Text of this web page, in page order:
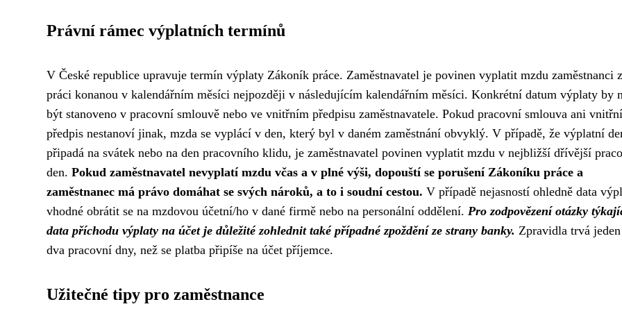
Právní rámec výplatních termínů
V České republice upravuje termín výplaty Zákoník práce. Zaměstnavatel je povinen vyplatit mzdu zaměstnanci
práci konanou v kalendářním měsíci nejpozději v následujícím kalendářním měsíci. Konkrétní datum výplaty by
být stanoveno v pracovní smlouvě nebo ve vnitřním předpisu zaměstnavatele. Pokud pracovní smlouva ani vnitřní
předpis nestanoví jinak, mzda se vyplácí v den, který byl v daném zaměstnání obvyklý. V případě, že výplatní
připadá na svátek nebo na den pracovního klidu, je zaměstnavatel povinen vyplatit mzdu v nejbližší dřívější
den. Pokud zaměstnavatel nevyplatí mzdu včas a v plné výši, dopouští se porušení Zákoníku práce a
zaměstnanec má právo domáhat se svých nároků, a to i soudní cestou. V případě nejasností ohledně data
vhodné obrátit se na mzdovou účetní/ho v dané firmě nebo na personální oddělení. Pro zodpovězení otázky
data příchodu výplaty na účet je důležité zohlednit také případné zpoždění ze strany banky. Zpravidla trvá
dva pracovní dny, než se platba připíše na účet příjemce.
Užitečné tipy pro zaměstnance